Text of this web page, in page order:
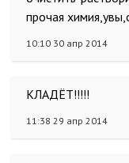
прочая
10:10 30 апр 2014
КЛАДЁТ!!!!!
11:38 29 апр 2014